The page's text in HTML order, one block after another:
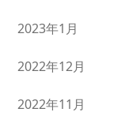
2023年1月
2022年12月
2022年11月